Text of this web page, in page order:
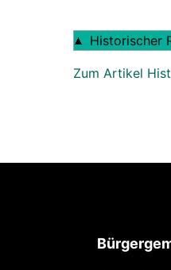
Historischer
Zum Artikel